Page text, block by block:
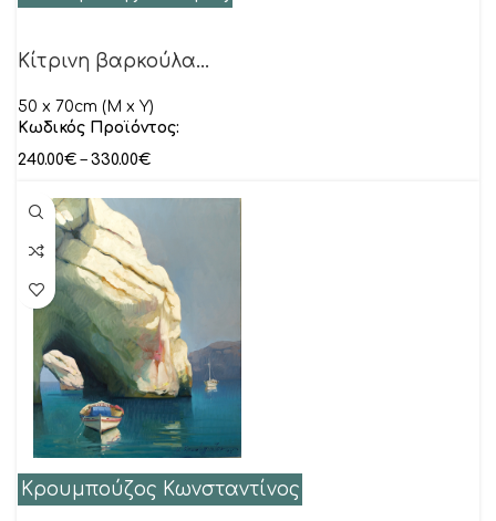
Κίτρινη βαρκούλα…
50 x 70cm (M x Y)
Κωδικός Προϊόντος:
240.00€ – 330.00€
Κρουμπούζος Κωνσταντίνος